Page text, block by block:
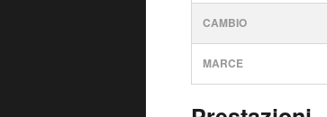
CAMBIO
MARCE